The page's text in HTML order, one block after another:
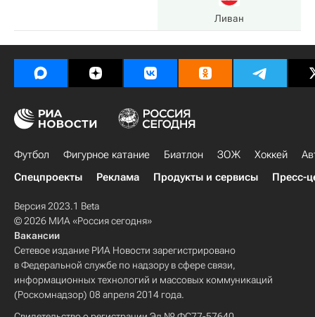
Ливан
Футбол Фигурное катание Биатлон ЗОЖ Хоккей
Спецпроекты
Реклама Продукты и сервисы Пресс-
Версия 2023.1 Beta
© 2026 МИА «Россия сегодня»
Вакансии
Сетевое издание РИА Новости зарегистрировано
в Федеральной службе по надзору в сфере связи,
информационных технологий и массовых коммуникаций
(Роскомнадзор) 08 апреля 2014 года.